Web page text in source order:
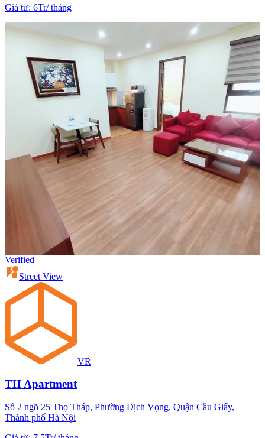
Giá từ: 6Tr/tháng
Verified
Street View
VR
TH Apartment
Số 2 ngõ 25 Thọ Tháp, Phường Dịch Vọng, Quận Cầu Giấy,
Thành phố Hà Nội